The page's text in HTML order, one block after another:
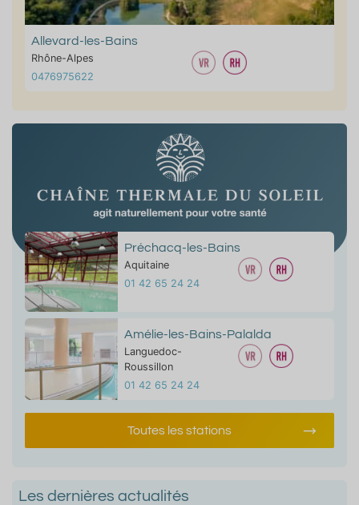
Allevard-les-Bains
Rhône-Alpes
0476975622
Préchacq-les-Bains
Aquitaine
01 42 65 24 24
Amélie-les-Bains-Palalda
Languedoc-
Roussillon
01 42 65 24 24
Toutes les stations
Les dernières actualités